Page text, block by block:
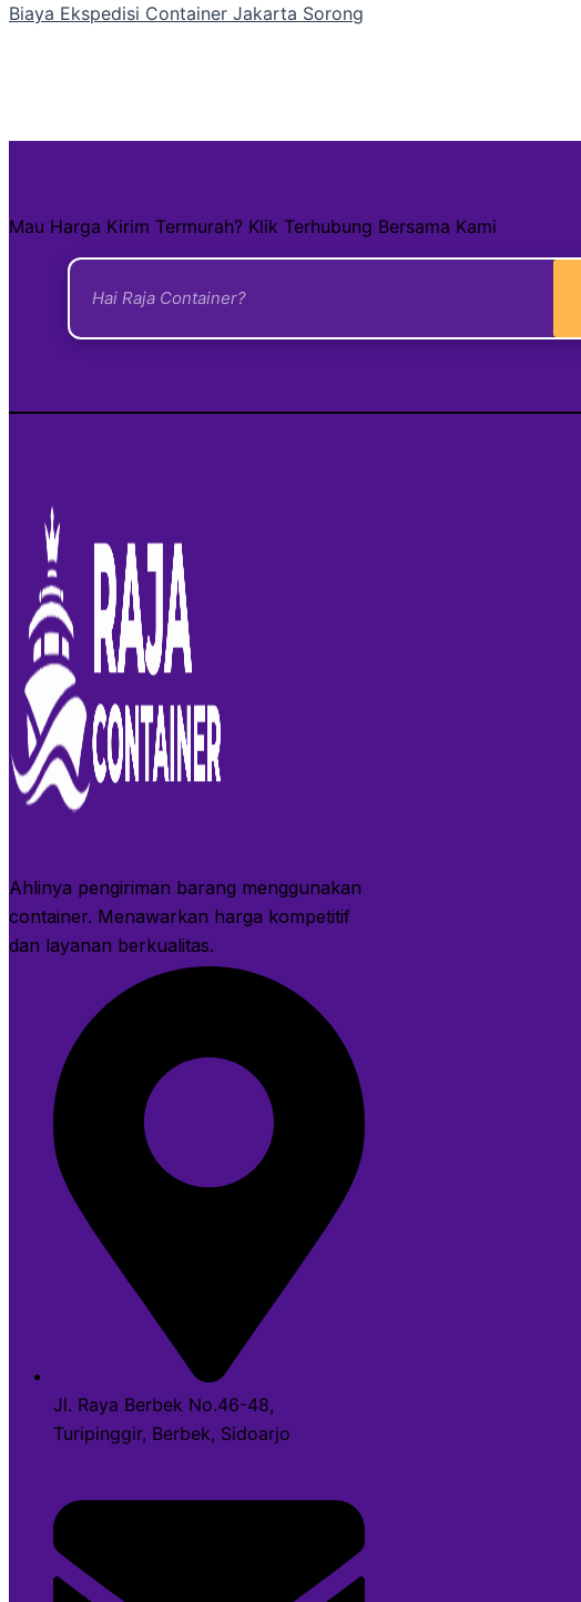
Biaya Ekspedisi Container Jakarta Sorong
Mau Harga Kirim Termurah? Klik Terhubung Bersama Kami
Ahlinya pengiriman barang menggunakan
container. Menawarkan harga kompetitif
dan layanan berkualitas.
Jl. Raya Berbek No.46-48,
Turipinggir, Berbek, Sidoarjo